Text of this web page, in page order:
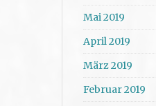
Mai 2019
April 2019
März 2019
Februar 2019